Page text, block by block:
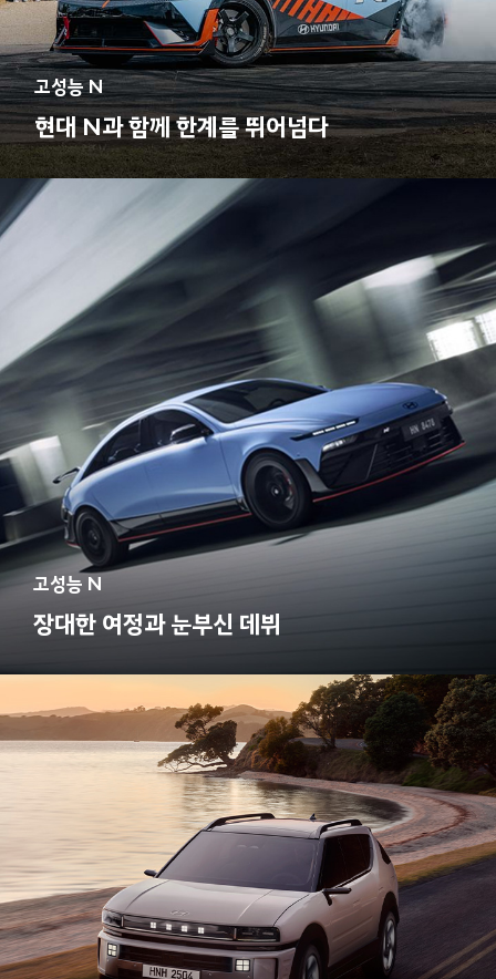
고성능 N
현대 N과 함께 한계를 뛰어넘다
고성능 N
장대한 여정과 눈부신 데뷔